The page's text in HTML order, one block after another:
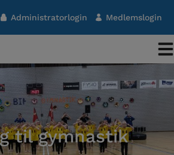
Administratorlogin Medlemslogin
til gymnastik